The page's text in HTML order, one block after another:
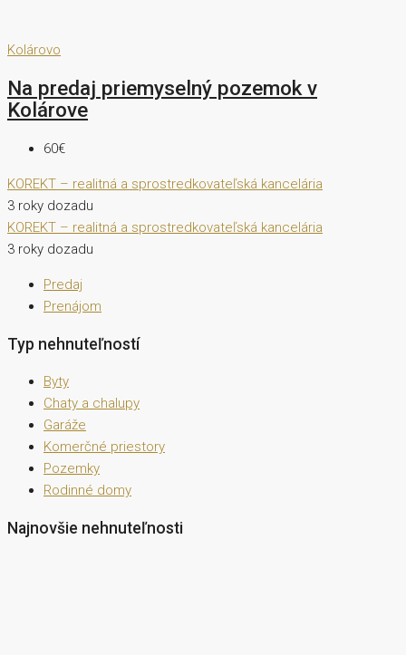
Kolárovo
Na predaj priemyselný pozemok v
Kolárove
60€
KOREKT – realitná a sprostredkovateľská kancelária
3 roky dozadu
KOREKT – realitná a sprostredkovateľská kancelária
3 roky dozadu
Predaj
Prenájom
Typ nehnuteľností
Byty
Chaty a chalupy
Garáže
Komerčné priestory
Pozemky
Rodinné domy
Najnovšie nehnuteľnosti